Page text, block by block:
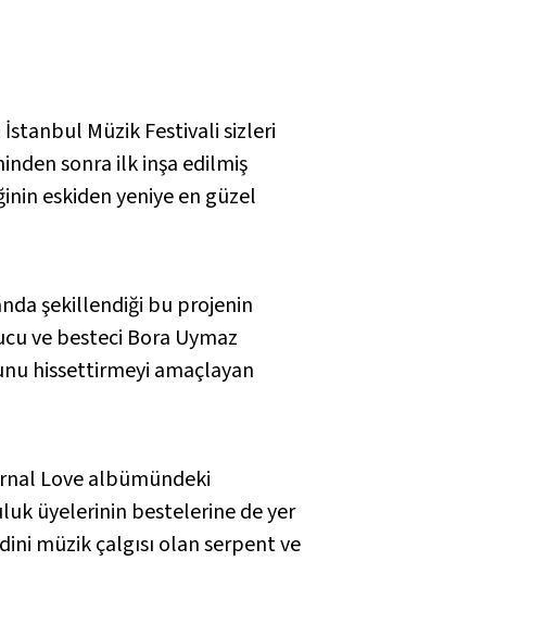
İstanbul Müzik Festivali sizleri
sonra ilk inşa edilmiş
eskiden yeniye en güzel
şekillendiği bu projenin
ve besteci Bora Uymaz
hissettirmeyi amaçlayan
Lovealbümündeki
üyelerinin bestelerine de yer
müzik çalgısı olanserpentve